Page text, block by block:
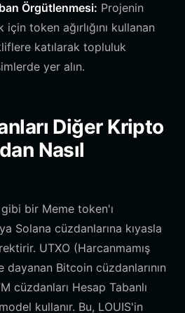
Örgütlenmesi: Projenin
token ağırlığını kullanan
katılarak topluluk
yer alın.
Diğer Kripto
Nasıl
bir Meme token'ı
Solana cüzdanlarına kıyasla
UTXO (Harcanmamış
dayanan Bitcoin cüzdanlarının
cüzdanları Hesap Tabanlı
kullanır. Bu, LOUIS'in